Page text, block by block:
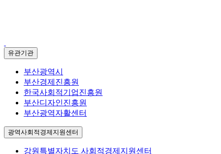
유관기관
부산광역시
부산경제진흥원
한국사회적기업진흥원
부산디자인진흥원
부산광역자활센터
광역사회적경제지원센터
강원특별자치도 사회적경제지원센터